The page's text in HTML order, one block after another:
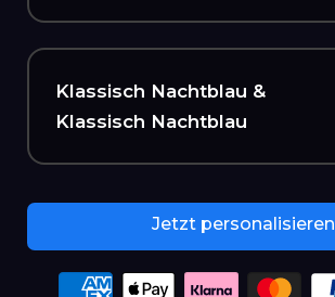
Klassisch Nachtblau &
Klassisch Nachtblau
Jetzt personalisieren
Payment